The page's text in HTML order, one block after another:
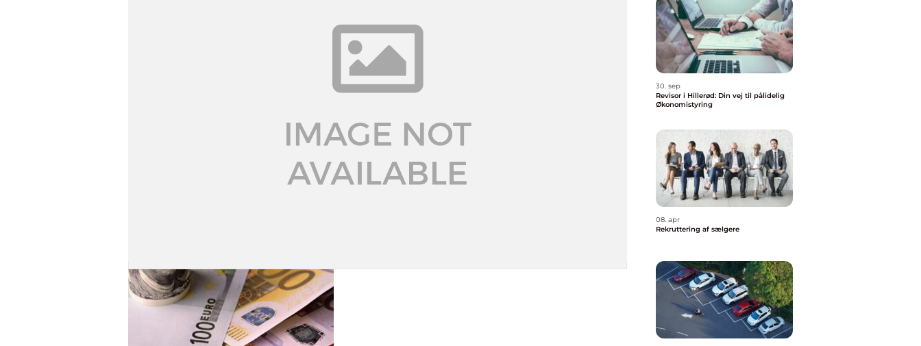
30. sep
Revisor i Hillerød: Din vej til pålidelig
Økonomistyring
08. apr
Rekruttering af sælgere